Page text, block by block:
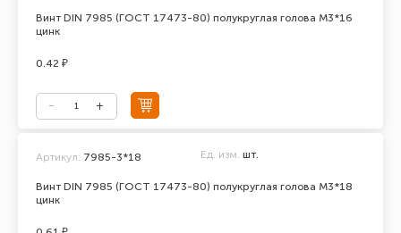
Винт DIN 7985 (ГОСТ 17473-80) полукруглая голова М3*16
цинк
0.42 ₽
Винт DIN 7985 (ГОСТ 17473-80) полукруглая голова М3*18
цинк
Артикул: 7985-3*18 Ед. изм. шт.